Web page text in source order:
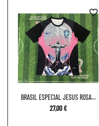
BRASIL ESPECIAL JESUS ROSA...
27,00 €
favorite_border